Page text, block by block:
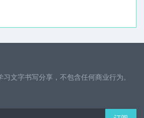
文字书写分享，不包含任何商业行为。